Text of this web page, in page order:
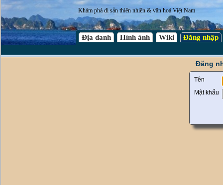
Khám phá di sản thiên nhiên & văn hoá Việt Nam
Địa danh Hình ảnh Wiki Đăng nhập
Đăng
Tên
Mật khẩu